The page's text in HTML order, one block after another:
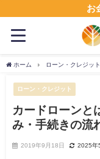
お
ホーム ローン・クレジット
ローン・クレジット
カードローンと
み・手続きの流
2019年9月18日 2025年